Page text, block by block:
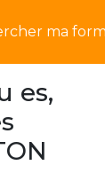
ma
es,